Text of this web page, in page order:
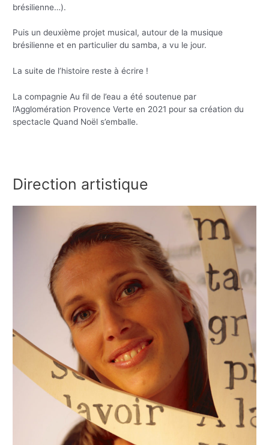
brésilienne…).
Puis un deuxième projet musical, autour de la musique
brésilienne et en particulier du samba, a vu le jour.
La suite de l’histoire reste à écrire !
La compagnie Au fil de l’eau a été soutenue par
l’Agglomération Provence Verte en 2021 pour sa création du
spectacle Quand Noël s’emballe.
Direction artistique